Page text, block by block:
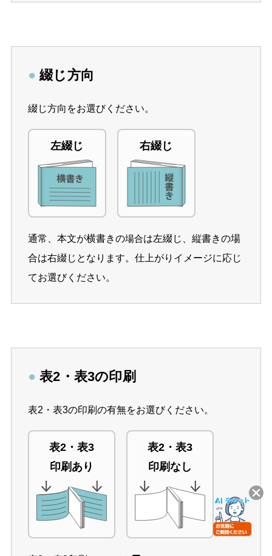
● 綴じ方向
綴じ方向をお選びください。
左綴じ 右綴じ
通常、本文が横書きの場合は左綴じ、縦書きの場
合は右綴じとなります。仕上がりイメージに応じ
てお選びください。
● 表2・表3の印刷
表2・表3の印刷の有無をお選びください。
表2・表3
印刷あり
表2・表3
印刷なし